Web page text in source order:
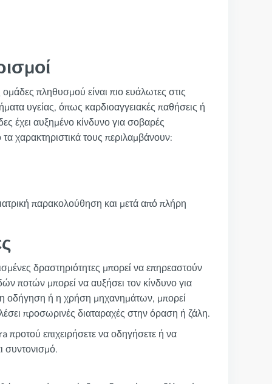
πληθυσμού είναι πιο ευάλωτες στις
υγείας, όπως καρδιοαγγειακές παθήσεις ή
έχει αυξημένο κίνδυνο για σοβαρές
χαρακτηριστικά τους περιλαμβάνουν:
παρακολούθηση και μετά από πλήρη
δραστηριότητες μπορεί να επηρεαστούν
ποτών μπορεί να αυξήσει τον κίνδυνο για
οδήγηση ή η χρήση μηχανημάτων, μπορεί
προσωρινές διαταραχές στην όραση ή ζάλη.
προτού επιχειρήσετε να οδηγήσετε ή να
συντονισμό.